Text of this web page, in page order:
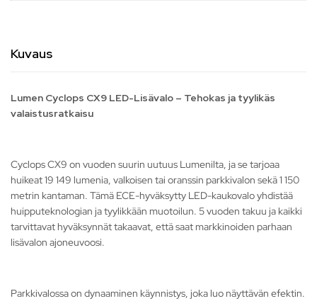
Kuvaus
Lumen Cyclops CX9 LED-Lisävalo – Tehokas ja tyylikäs
valaistusratkaisu
Cyclops CX9 on vuoden suurin uutuus Lumenilta, ja se tarjoaa
huikeat 19 149 lumenia, valkoisen tai oranssin parkkivalon sekä 1 150
metrin kantaman. Tämä ECE-hyväksytty LED-kaukovalo yhdistää
huipputeknologian ja tyylikkään muotoilun. 5 vuoden takuu ja kaikki
tarvittavat hyväksynnät takaavat, että saat markkinoiden parhaan
lisävalon ajoneuvoosi.
Parkkivalossa on dynaaminen käynnistys, joka luo näyttävän efektin.